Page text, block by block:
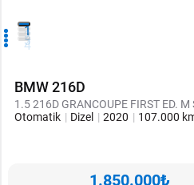
1
2
3
4
BMW 216D
1.5 216D GRANCOUPE FIRST ED. M
Otomatik
Dizel 2020 107.000
1.850.000₺